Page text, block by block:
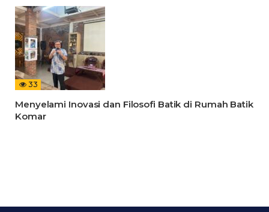
33
Menyelami Inovasi dan Filosofi Batik di Rumah Batik
Komar